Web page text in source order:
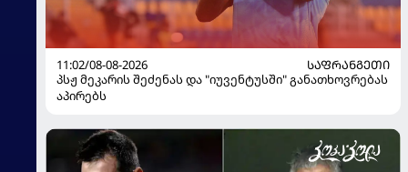
11:02/08-08-2026
ᲡᲐᲤᲠᲐᲜᲒᲔᲗᲘ
პსჟ მეკარის შეძენას და "იუვენტუსში" განათხოვრებას
აპირებს